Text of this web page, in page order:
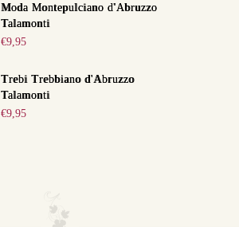
Moda Montepulciano d'Abruzzo
Talamonti
€9,95
Trebi Trebbiano d'Abruzzo
Talamonti
€9,95